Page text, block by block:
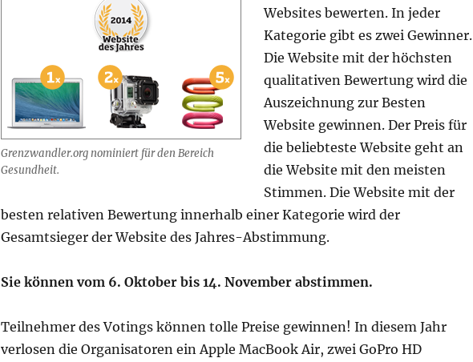
Grenzwandler.org nominiert für den Bereich
Gesundheit.
Websites bewerten. In jeder
Kategorie gibt es zwei Gewinner.
Die Website mit der höchsten
qualitativen Bewertung wird die
Auszeichnung zur Besten
Website gewinnen. Der Preis für
die beliebteste Website geht an
die Website mit den meisten
Stimmen. Die Website mit der
besten relativen Bewertung innerhalb einer Kategorie wird der
Gesamtsieger der Website des Jahres-Abstimmung.
Sie können vom 6. Oktober bis 14. November abstimmen.
Teilnehmer des Votings können tolle Preise gewinnen! In diesem Jahr
verlosen die Organisatoren ein Apple MacBook Air, zwei GoPro HD